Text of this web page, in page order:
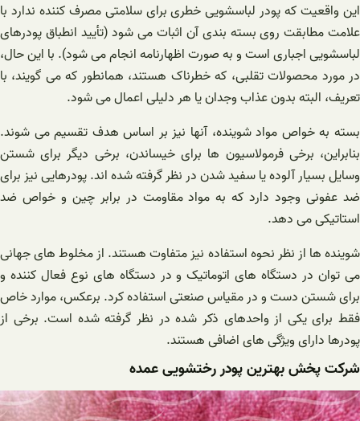
این واقعیت که پودر لباسشویی خطری برای سلامتی مصرف کننده ندارد با
علامت مطابقت روی بسته بندی آن اثبات می شود (تأیید انطباق پودرهای
لباسشویی اجباری است و به صورت اظهارنامه انجام می شود). با این حال،
در مورد محصولات تقلبی، که خطرناک هستند، همانطور که می گویند، با
تعریف، البته بدون عذاب وجدان یا هر دلیلی اعمال می شود.
بسته به خواص مواد شوینده، آنها نیز بر اساس هدف تقسیم می شوند.
بنابراین، برخی فرمولاسیون ها برای خیساندن، برخی دیگر برای شستن
وسایل بسیار آلوده یا سفید شدن در نظر گرفته شده اند. پودرهایی نیز برای
ضد عفونی وجود دارد که به مواد مقاومت در برابر چین و خواص ضد
استاتیکی می دهد.
شوینده ها از نظر نحوه استفاده نیز متفاوت هستند. از مخلوط های جهانی
می توان در دستگاه های اتوماتیک و در دستگاه های نوع فعال کننده و
برای شستن دست و در مقیاس صنعتی استفاده کرد. برعکس، موارد خاص
فقط برای یکی از واحدهای ذکر شده در نظر گرفته شده است. برخی از
پودرها دارای ویژگی های اضافی هستند.
شرکت پخش بهترین پودر رختشویی عمده